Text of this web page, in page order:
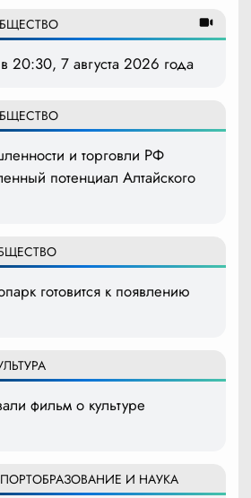
20:30, 7 августа 2026 года
и торговли РФ
потенциал Алтайского
готовится к появлению
фильм о культуре
ОБРАЗОВАНИЕ И НАУКА